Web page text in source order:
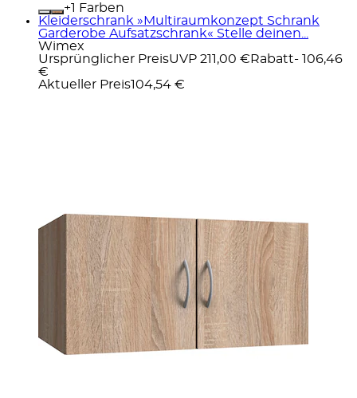
+
Farben
Kleiderschrank »Multiraumkonzept Schrank
Garderobe Aufsatzschrank« Stelle deinen...
Wimex
Ursprünglicher PreisUVP 211,00 € Rabatt- 106,46
€
Aktueller Preis104,54 €